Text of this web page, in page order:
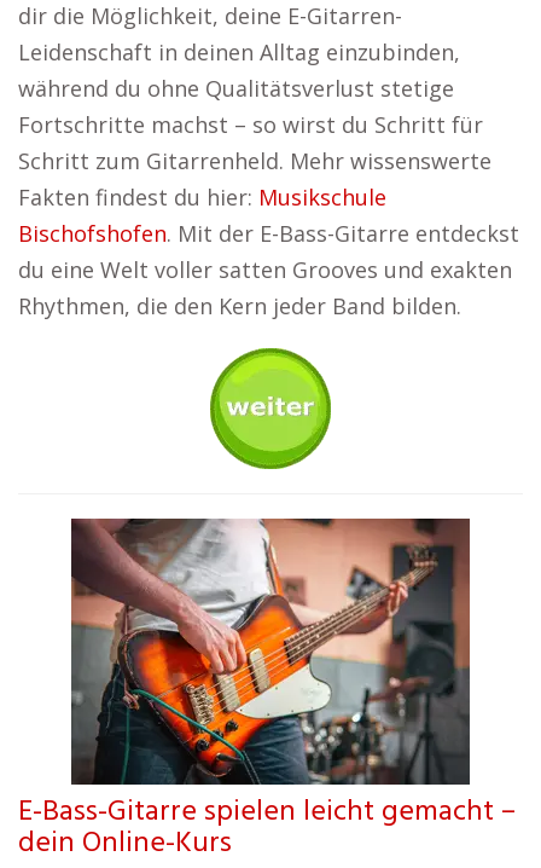
dir die Möglichkeit, deine E-Gitarren-
Leidenschaft in deinen Alltag einzubinden,
während du ohne Qualitätsverlust stetige
Fortschritte machst – so wirst du Schritt für
Schritt zum Gitarrenheld. Mehr wissenswerte
Fakten findest du hier: Musikschule
Bischofshofen. Mit der E-Bass-Gitarre entdeckst
du eine Welt voller satten Grooves und exakten
Rhythmen, die den Kern jeder Band bilden.
E-Bass-Gitarre spielen leicht gemacht –
dein Online-Kurs